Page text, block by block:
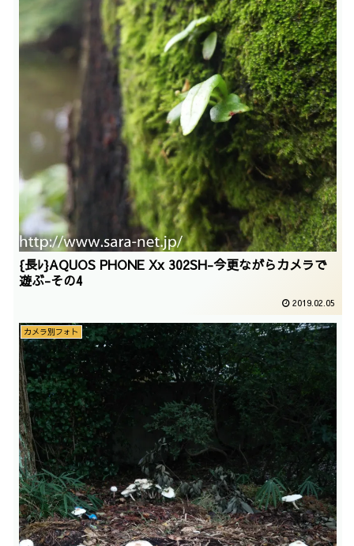
{長ﾚ}AQUOS PHONE Xx 302SH-今更ながらカメラで
遊ぶ-その4
2019.02.05
カメラ別フォト